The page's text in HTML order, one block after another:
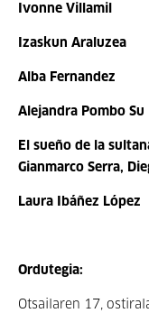
Ivonne Villamil
Izaskun Araluzea
Alba Fernandez
Alejandra Pombo Su
El sueño de la
Gianmarco Serra,
Laura Ibáñez López
Ordutegia:
Otsailaren 17,